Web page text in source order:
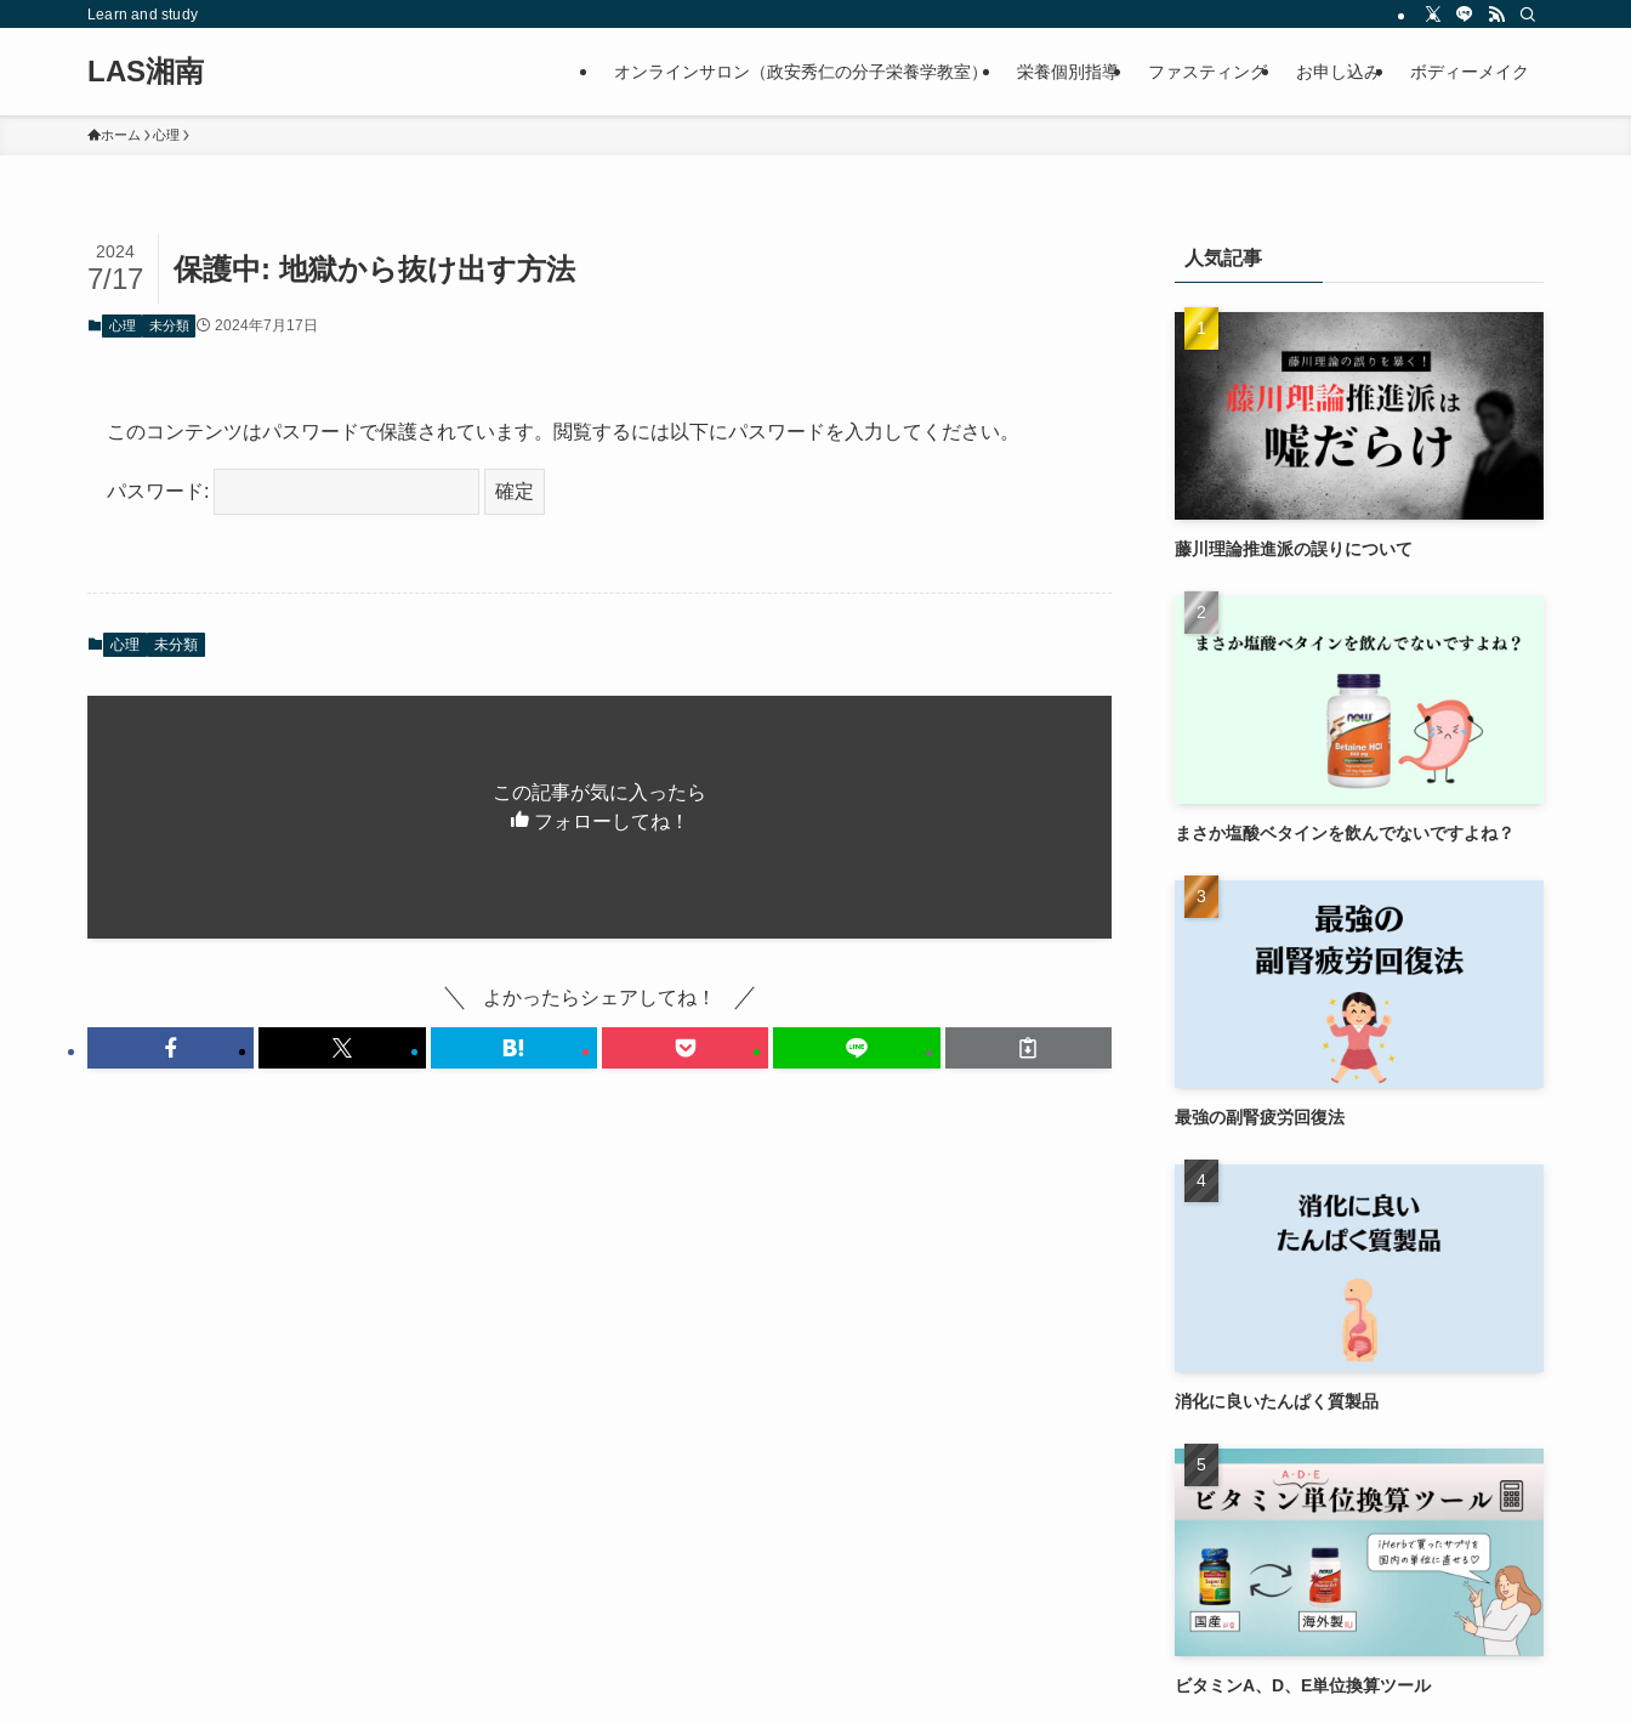
Learn and study
LAS湘南 オンラインサロン（政安秀仁の分子栄養学教室） 栄養個別指導 ファスティング お申し込み ボディーメイク
ホーム 心理
保護中: 地獄から抜け出す方法
2024
7/17
心理 未分類 2024年7月17日
このコンテンツはパスワードで保護されています。閲覧するには以下にパスワードを入力してください。
パスワード:
心理 未分類
この記事が気に入ったら
フォローしてね！
よかったらシェアしてね！
人気記事
藤川理論推進派の誤りについて
まさか塩酸ベタインを飲んでないですよね？
最強の副腎疲労回復法
消化に良いたんぱく質製品
ビタミンA、D、E単位換算ツール